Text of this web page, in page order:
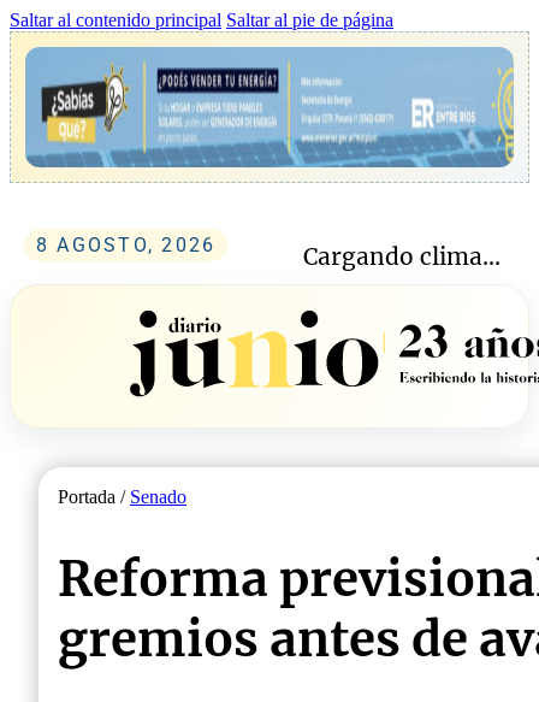
Saltar al contenido principal Saltar al pie de página
8 AGOSTO, 2026 Cargando clima...
Portada / Senado
Reforma
gremios antes de